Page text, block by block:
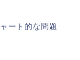
ート的な問題